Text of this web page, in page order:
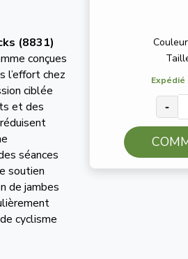
Expédié
-
(8831)
conçues
l’effort chez
ciblée
et des
séances
soutien
de jambes
cyclisme